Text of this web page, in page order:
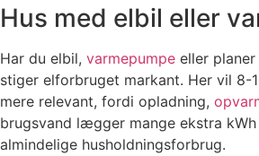
Hus med elbil eller
Har du elbil, varmepumpe eller
stiger elforbruget markant. Her vil
mere relevant, fordi opladning,
brugsvand lægger mange ekstra
almindelige husholdningsforbrug.